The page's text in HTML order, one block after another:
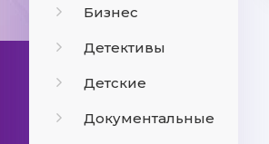
Бизнес
Детективы
Детские
Документальные